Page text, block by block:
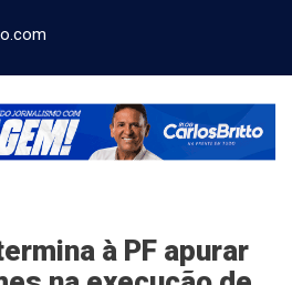
à PF apurar